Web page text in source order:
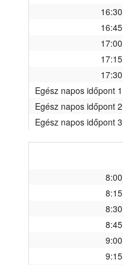
16:30
16:45
17:00
17:15
17:30
Egész napos időpont 1
Egész napos időpont 2
Egész napos időpont 3
8:00
8:15
8:30
8:45
9:00
9:15